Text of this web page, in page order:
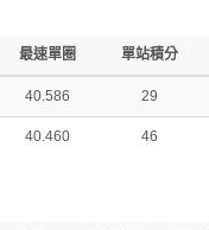
最速單圈 單站積分
40.586 29
40.460 46